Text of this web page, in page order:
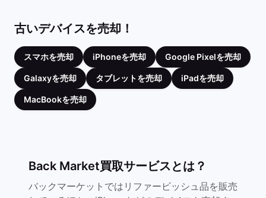
古いデバイスを売却！
スマホを売却 iPhoneを売却 Google Pixelを売却
Galaxyを売却 タブレットを売却 iPadを売却
MacBookを売却
Back Market買取サービスとは？
バックマーケットではリファービッシュ品を販売